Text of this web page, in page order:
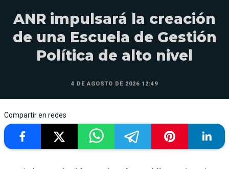
ANR impulsará la creación
de una Escuela de Gestión
Política de alto nivel
4 DE AGOSTO DE 2026 12:49
Compartir en redes